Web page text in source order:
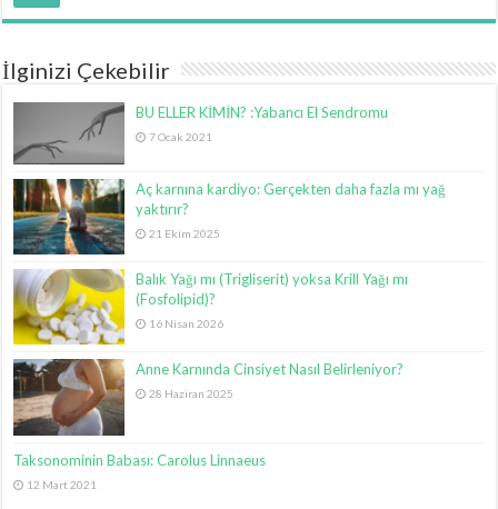
İlginizi Çekebilir
BU ELLER KİMİN? :Yabancı El Sendromu
7 Ocak 2021
Aç karnına kardiyo: Gerçekten daha fazla mı yağ
yaktırır?
21 Ekim 2025
Balık Yağı mı (Trigliserit) yoksa Krill Yağı mı
(Fosfolipid)?
16 Nisan 2026
Anne Karnında Cinsiyet Nasıl Belirleniyor?
28 Haziran 2025
Taksonominin Babası: Carolus Linnaeus
12 Mart 2021